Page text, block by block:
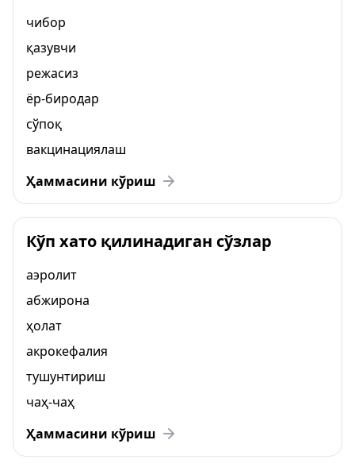
чибор
қазувчи
режасиз
ёр-биродар
сўпоқ
вакцинациялаш
Ҳаммасини кўриш
Кўп хато қилинадиган сўзлар
аэролит
абжирона
ҳолат
акрокефалия
тушунтириш
чаҳ-чаҳ
Ҳаммасини кўриш